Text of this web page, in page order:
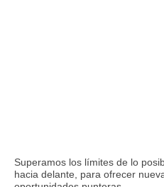
Superamos los límites de lo
hacia delante, para ofrecer